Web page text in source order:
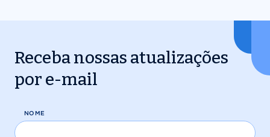
Receba nossas atualizações
por e-mail